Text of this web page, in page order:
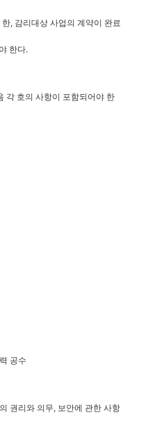
, 감리대상 사업의 계약이 완료
한다.
각 호의 사항이 포함되어야 한
공수
권리와 의무, 보안에 관한 사항